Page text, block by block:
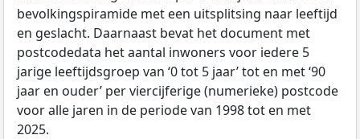
bevolkingspiramide met een uitsplitsing naar leeftijd
en geslacht. Daarnaast bevat het document met
postcodedata het aantal inwoners voor iedere 5
jarige leeftijdsgroep van ‘0 tot 5 jaar’ tot en met ‘90
jaar en ouder’ per viercijferige (numerieke) postcode
voor alle jaren in de periode van 1998 tot en met
2025.